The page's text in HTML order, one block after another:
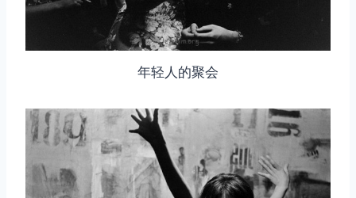
年轻人的聚会